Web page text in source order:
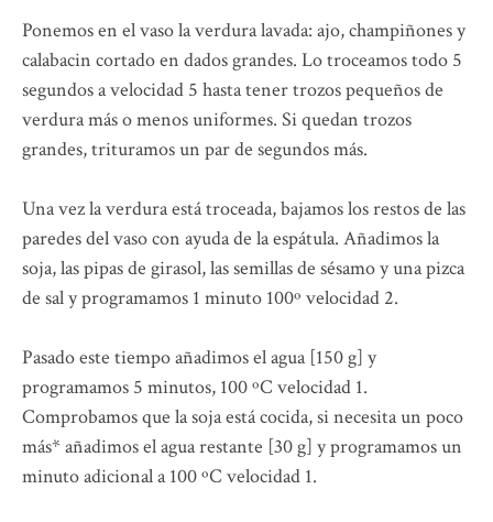
Ponemos en el vaso la verdura lavada: ajo, champiñones y
calabacin cortado en dados grandes. Lo troceamos todo 5
segundos a velocidad 5 hasta tener trozos pequeños de
verdura más o menos uniformes. Si quedan trozos
grandes, trituramos un par de segundos más.
Una vez la verdura está troceada, bajamos los restos de las
paredes del vaso con ayuda de la espátula. Añadimos la
soja, las pipas de girasol, las semillas de sésamo y una pizca
de sal y programamos 1 minuto 100º velocidad 2.
Pasado este tiempo añadimos el agua [150 g] y
programamos 5 minutos, 100 ºC velocidad 1.
Comprobamos que la soja está cocida, si necesita un poco
más* añadimos el agua restante [30 g] y programamos un
minuto adicional a 100 ºC velocidad 1.